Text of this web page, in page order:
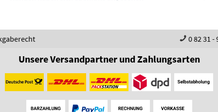
Unsere Versandpartner und Zahlungsarten